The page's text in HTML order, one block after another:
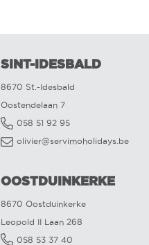
SINT-IDESBALD
8670 St.-Idesbald
Oostendelaan 7
058 51 92 95
olivier@servimoholidays.be
OOSTDUINKERKE
8670 Oostduinkerke
Leopold II Laan 268
058 53 37 40